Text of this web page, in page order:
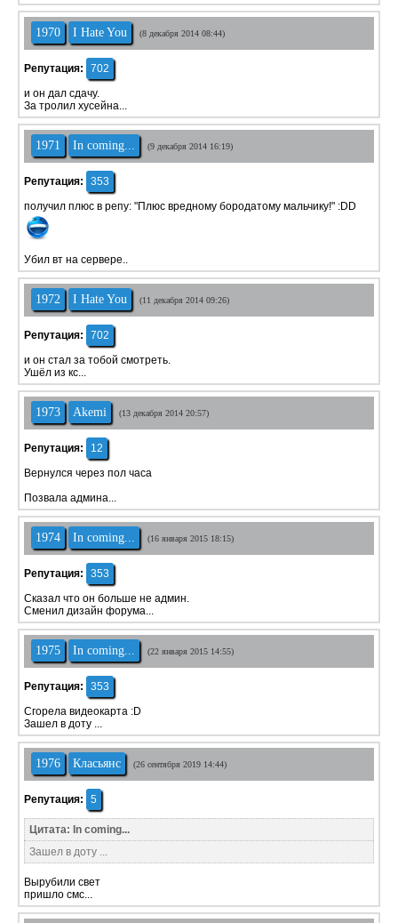
1970 I Hate You (8 декабря 2014 08:44)
Репутация:
702
и он дал сдачу.
За тролил хусейна...
1971 In coming... (9 декабря 2014 16:19)
Репутация:
353
получил плюс в репу: "Плюс вредному бородатому мальчику!" :DD
Убил вт на сервере..
1972 I Hate You (11 декабря 2014 09:26)
Репутация:
702
и он стал за тобой смотреть.
Ушёл из кс...
1973 Akemi (13 декабря 2014 20:57)
Репутация:
12
Вернулся через пол часа
Позвала админа...
1974 In coming... (16 января 2015 18:15)
Репутация:
353
Сказал что он больше не админ.
Сменил дизайн форума...
1975 In coming... (22 января 2015 14:55)
Репутация:
353
Сгорела видеокарта :D
Зашел в доту ...
1976 Класьянс (26 сентября 2019 14:44)
Репутация: 5
Цитата: In coming...
Зашел в доту ...
Вырубили свет
пришло смс...